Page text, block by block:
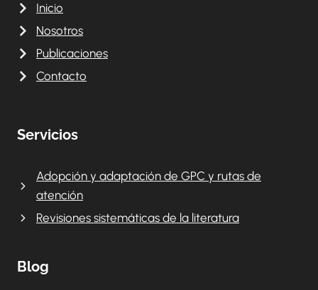
Inicio
Nosotros
Publicaciones
Contacto
Servicios
Adopción y adaptación de GPC y rutas de
atención
Revisiones sistemáticas de la literatura
Blog